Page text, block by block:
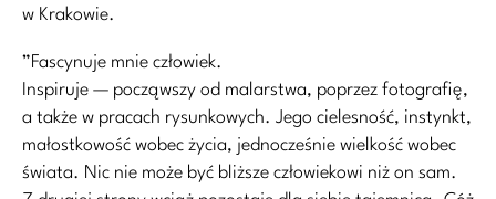
w Krakowie.
”Fascynuje mnie człowiek.
Inspiruje — począwszy od malarstwa, poprzez fotografię,
a także w pracach rysunkowych. Jego cielesność, instynkt,
małostkowość wobec życia, jednocześnie wielkość wobec
świata. Nic nie może być bliższe człowiekowi niż on sam.